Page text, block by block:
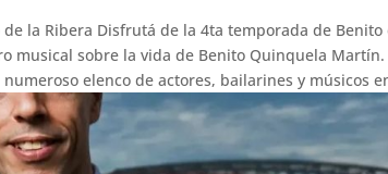
la Ribera Disfrutá de la 4ta temporada de Benito
musical sobre la vida de Benito Quinquela Martín.
elenco de actores, bailarines y músicos